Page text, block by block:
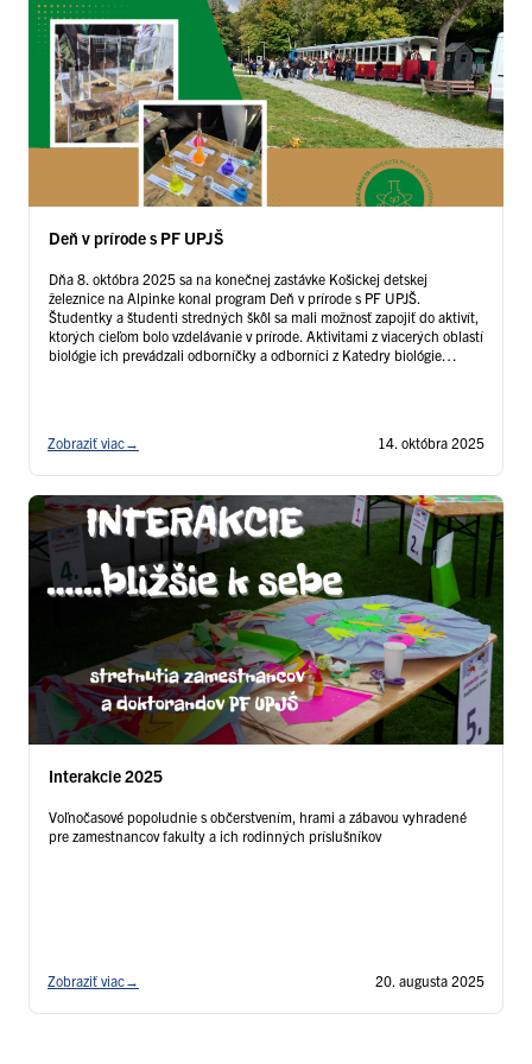
Deň v prírode s PF UPJŠ
Dňa 8. októbra 2025 sa na konečnej zastávke Košickej detskej
železnice na Alpinke konal program Deň v prírode s PF UPJŠ.
Študentky a študenti stredných škôl sa mali možnosť zapojiť do aktivít,
ktorých cieľom bolo vzdelávanie v prírode. Aktivitami z viacerých oblastí
biológie ich prevádzali odborníčky a odborníci z Katedry biológie
Zobraziť viac→ 14. októbra 2025
Interakcie 2025
Voľnočasové popoludnie s občerstvením, hrami a zábavou vyhradené
pre zamestnancov fakulty a ich rodinných príslušníkov
Zobraziť viac→ 20. augusta 2025